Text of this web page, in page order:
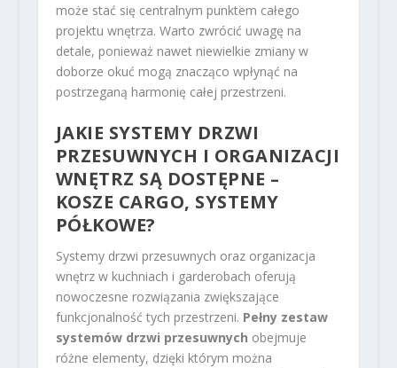
może stać się centralnym punktem całego
projektu wnętrza. Warto zwrócić uwagę na
detale, ponieważ nawet niewielkie zmiany w
doborze okuć mogą znacząco wpłynąć na
postrzeganą harmonię całej przestrzeni.
JAKIE SYSTEMY DRZWI
PRZESUWNYCH I ORGANIZACJI
WNĘTRZ SĄ DOSTĘPNE –
KOSZE CARGO, SYSTEMY
PÓŁKOWE?
Systemy drzwi przesuwnych oraz organizacja
wnętrz w kuchniach i garderobach oferują
nowoczesne rozwiązania zwiększające
funkcjonalność tych przestrzeni. Pełny zestaw
systemów drzwi przesuwnych obejmuje
różne elementy, dzięki którym można